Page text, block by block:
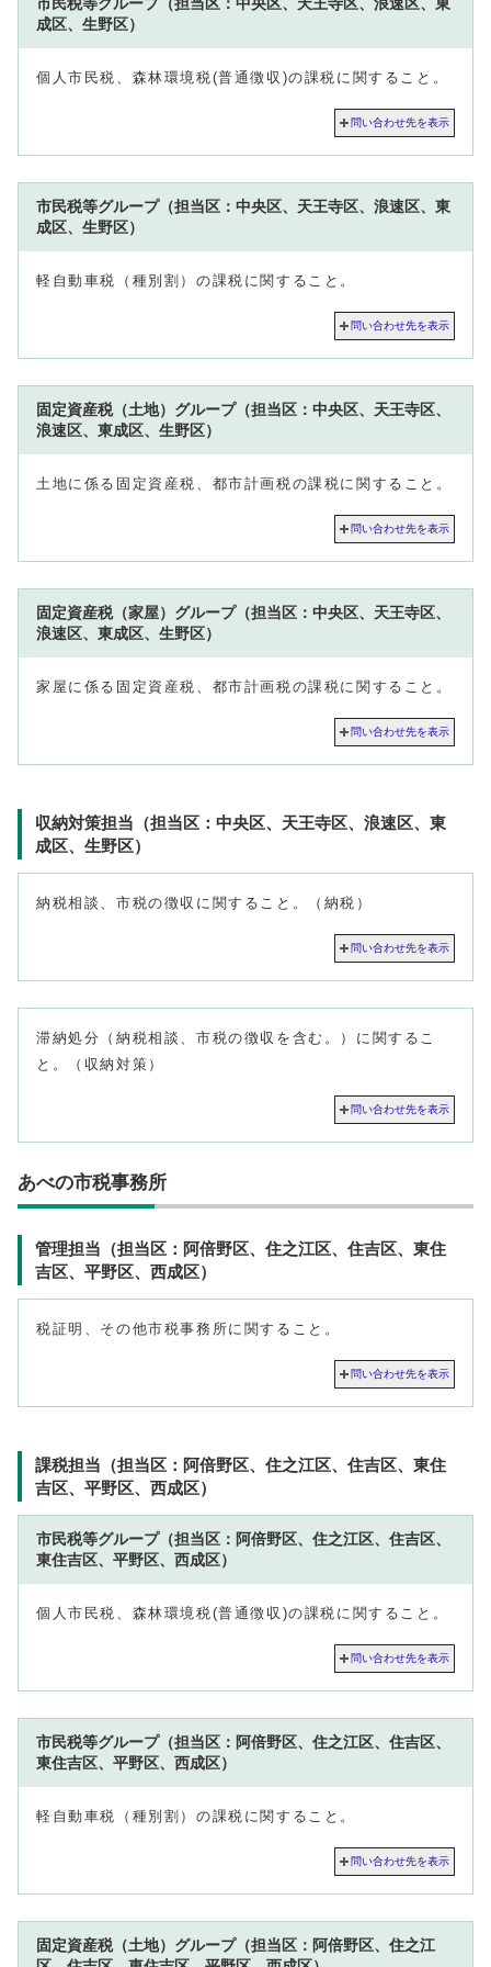
成区、生野区）
個人市民税、森林環境税(普通徴収)の課税に関すること。
問い合わせ先を表示
市民税等グループ（担当区：中央区、天王寺区、浪速区、東
成区、生野区）
軽自動車税（種別割）の課税に関すること。
問い合わせ先を表示
固定資産税（土地）グループ（担当区：中央区、天王寺区、
浪速区、東成区、生野区）
土地に係る固定資産税、都市計画税の課税に関すること。
問い合わせ先を表示
固定資産税（家屋）グループ（担当区：中央区、天王寺区、
浪速区、東成区、生野区）
家屋に係る固定資産税、都市計画税の課税に関すること。
問い合わせ先を表示
収納対策担当（担当区：中央区、天王寺区、浪速区、東
成区、生野区）
納税相談、市税の徴収に関すること。（納税）
問い合わせ先を表示
滞納処分（納税相談、市税の徴収を含む。）に関するこ
と。（収納対策）
問い合わせ先を表示
あべの市税事務所
管理担当（担当区：阿倍野区、住之江区、住吉区、東住
吉区、平野区、西成区）
税証明、その他市税事務所に関すること。
問い合わせ先を表示
課税担当（担当区：阿倍野区、住之江区、住吉区、東住
吉区、平野区、西成区）
市民税等グループ（担当区：阿倍野区、住之江区、住吉区、
東住吉区、平野区、西成区）
個人市民税、森林環境税(普通徴収)の課税に関すること。
問い合わせ先を表示
市民税等グループ（担当区：阿倍野区、住之江区、住吉区、
東住吉区、平野区、西成区）
軽自動車税（種別割）の課税に関すること。
問い合わせ先を表示
固定資産税（土地）グループ（担当区：阿倍野区、住之江